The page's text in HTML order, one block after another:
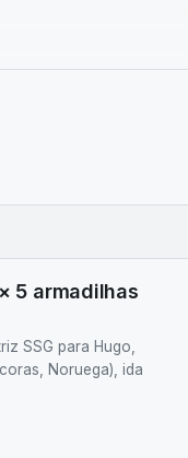
5 armadilhas
SSG para Hugo,
Noruega), ida